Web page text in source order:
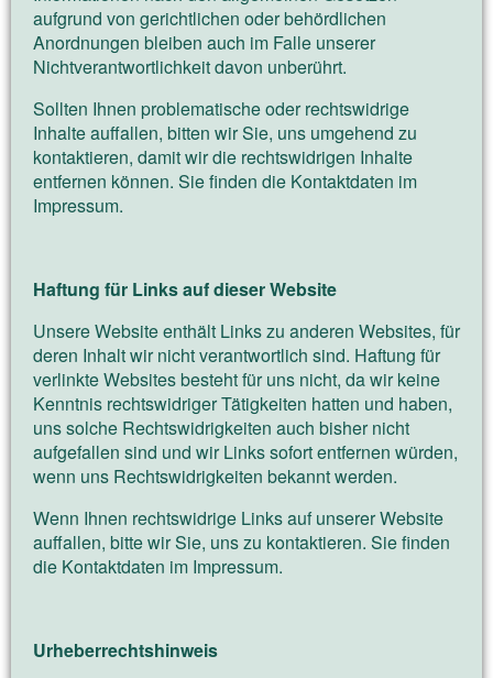
aufgrund von gerichtlichen oder behördlichen
Anordnungen bleiben auch im Falle unserer
Nichtverantwortlichkeit davon unberührt.
Sollten Ihnen problematische oder rechtswidrige
Inhalte auffallen, bitten wir Sie, uns umgehend zu
kontaktieren, damit wir die rechtswidrigen Inhalte
entfernen können. Sie finden die Kontaktdaten im
Impressum.
Haftung für Links auf dieser Website
Unsere Website enthält Links zu anderen Websites, für
deren Inhalt wir nicht verantwortlich sind. Haftung für
verlinkte Websites besteht für uns nicht, da wir keine
Kenntnis rechtswidriger Tätigkeiten hatten und haben,
uns solche Rechtswidrigkeiten auch bisher nicht
aufgefallen sind und wir Links sofort entfernen würden,
wenn uns Rechtswidrigkeiten bekannt werden.
Wenn Ihnen rechtswidrige Links auf unserer Website
auffallen, bitte wir Sie, uns zu kontaktieren. Sie finden
die Kontaktdaten im Impressum.
Urheberrechtshinweis